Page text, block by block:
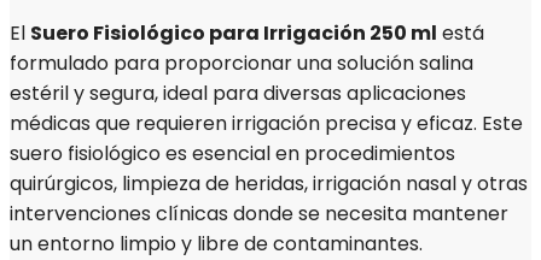
El Suero Fisiológico para Irrigación 250 ml está
formulado para proporcionar una solución salina
estéril y segura, ideal para diversas aplicaciones
médicas que requieren irrigación precisa y eficaz. Este
suero fisiológico es esencial en procedimientos
quirúrgicos, limpieza de heridas, irrigación nasal y otras
intervenciones clínicas donde se necesita mantener
un entorno limpio y libre de contaminantes.